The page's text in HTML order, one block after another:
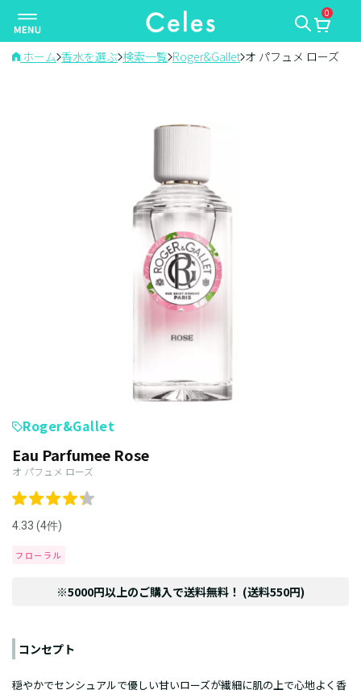
ナ
ビ
ゲ
0
ホーム 香水を選ぶ 検索一覧 Roger&Gallet オ パフュメ ローズ
Roger&Gallet
Eau Parfumee Rose
オ パフュメ ローズ
4.33 (4件)
フローラル
※5000円以上のご購入で送料無料！ (送料550円)
コンセプト
穏やかでセンシュアルで優しい甘いローズが繊細に肌の上で心地よく香